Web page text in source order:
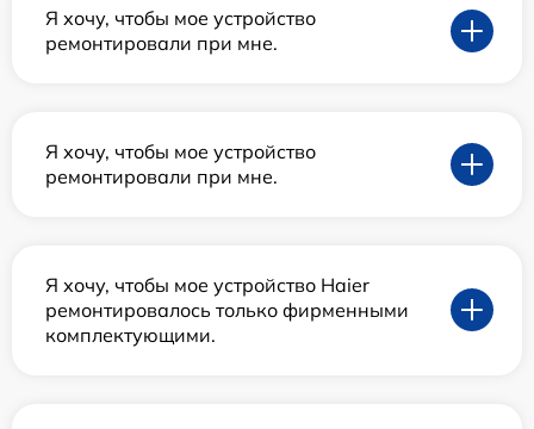
Я хочу, чтобы мое устройство
ремонтировали при мне.
Я хочу, чтобы мое устройство
ремонтировали при мне.
Я хочу, чтобы мое устройство Haier
ремонтировалось только фирменными
комплектующими.